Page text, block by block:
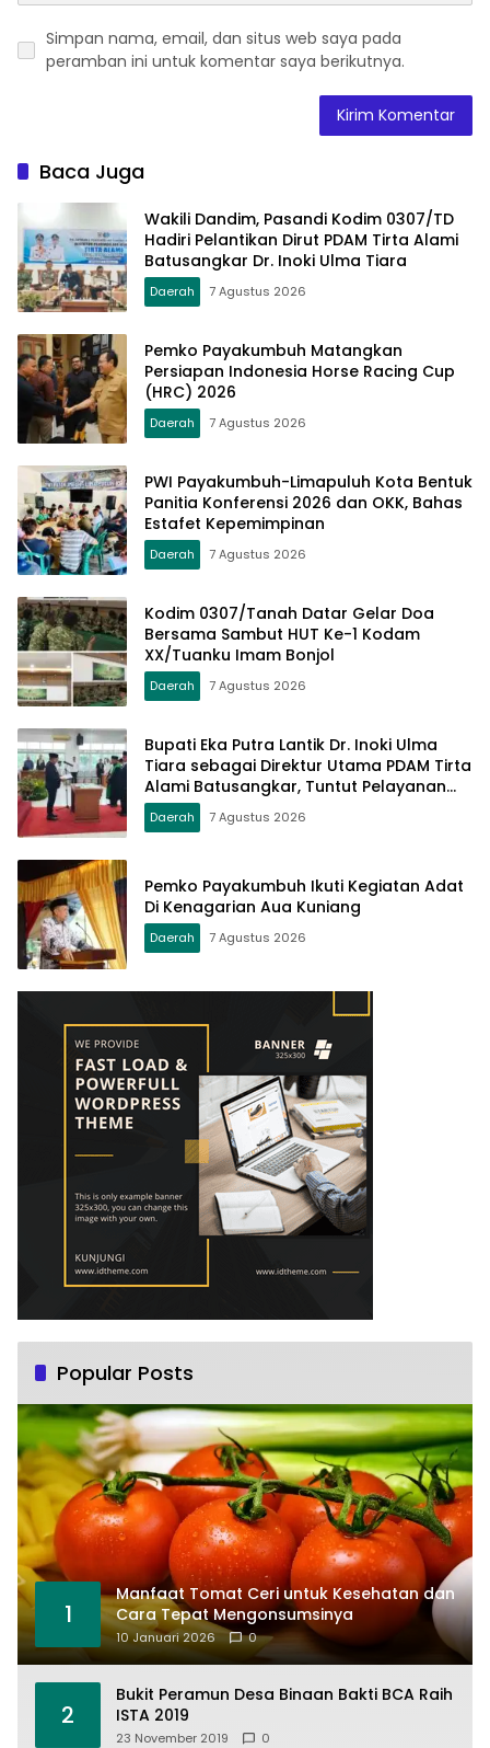
Simpan nama, email, dan situs web saya pada
peramban ini untuk komentar saya berikutnya.
Baca Juga
Wakili Dandim, Pasandi Kodim 0307/TD
Hadiri Pelantikan Dirut PDAM Tirta Alami
Batusangkar Dr. Inoki Ulma Tiara
Daerah 7 Agustus 2026
Pemko Payakumbuh Matangkan
Persiapan Indonesia Horse Racing Cup
(HRC) 2026
Daerah 7 Agustus 2026
PWI Payakumbuh-Limapuluh Kota Bentuk
Panitia Konferensi 2026 dan OKK, Bahas
Estafet Kepemimpinan
Daerah 7 Agustus 2026
Kodim 0307/Tanah Datar Gelar Doa
Bersama Sambut HUT Ke-1 Kodam
XX/Tuanku Imam Bonjol
Daerah 7 Agustus 2026
Bupati Eka Putra Lantik Dr. Inoki Ulma
Tiara sebagai Direktur Utama PDAM Tirta
Alami Batusangkar, Tuntut Pelayanan
Prima dan Tata Kelola Profesional
Daerah 7 Agustus 2026
Pemko Payakumbuh Ikuti Kegiatan Adat
Di Kenagarian Aua Kuniang
Daerah 7 Agustus 2026
Popular Posts
1
Manfaat Tomat Ceri untuk Kesehatan dan
Cara Tepat Mengonsumsinya
10 Januari 2026 0
2
Bukit Peramun Desa Binaan Bakti BCA Raih
ISTA 2019
23 November 2019 0